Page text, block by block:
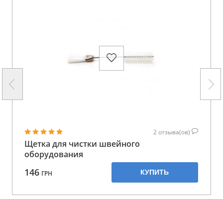
2 отзыва(ов)
Щетка для чистки швейного
оборудования
146 ГРН КУПИТЬ